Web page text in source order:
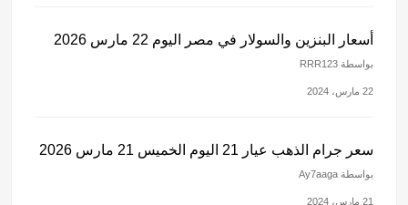
أسعار البنزين والسولار في مصر اليوم 22 مارس 2026
بواسطة RRR123
22 مارس، 2024
سعر جرام الذهب عيار 21 اليوم الخميس 21 مارس 2026
بواسطة Ay7aaga
21 مارس، 2024